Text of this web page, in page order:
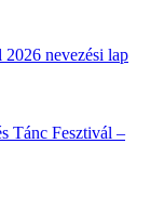
2026 nevezési lap
Tánc Fesztivál –